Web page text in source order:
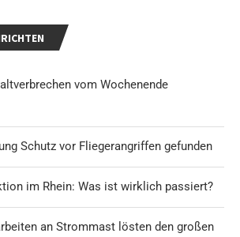
vom Wochenende
Schutz vor Fliegerangriffen gefunden
im Rhein: Was ist wirklich passiert?
an Strommast lösten den großen